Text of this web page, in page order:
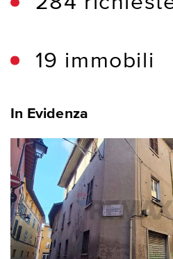
19 immobili
In Evidenza